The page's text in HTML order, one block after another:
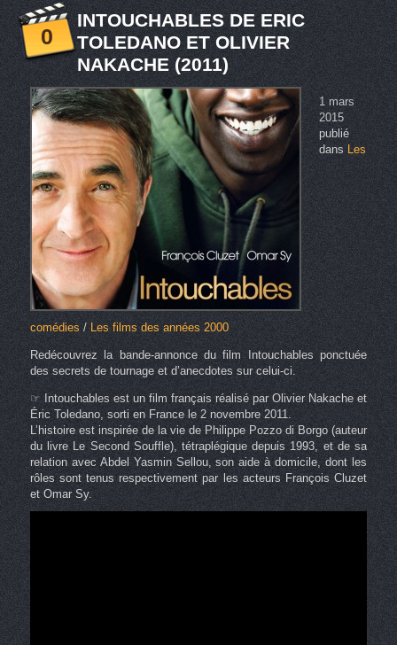
0
INTOUCHABLES DE ERIC
TOLEDANO ET OLIVIER
NAKACHE (2011)
1 mars
2015
publié
dans Les
comédies/Les films des années 2000
Redécouvrez la bande-annonce du film Intouchables ponctuée
des secrets de tournage et d’anecdotes sur celui-ci.
☞ Intouchables est un film français réalisé par Olivier Nakache et
Éric Toledano, sorti en France le 2 novembre 2011.
L’histoire est inspirée de la vie de Philippe Pozzo di Borgo (auteur
du livre Le Second Souffle), tétraplégique depuis 1993, et de sa
relation avec Abdel Yasmin Sellou, son aide à domicile, dont les
rôles sont tenus respectivement par les acteurs François Cluzet
et Omar Sy.